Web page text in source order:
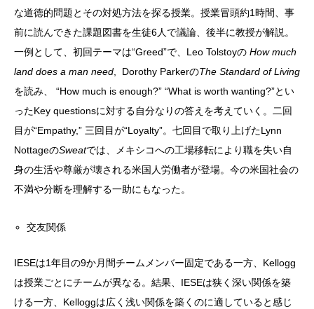
な道徳的問題とその対処方法を探る授業。授業冒頭約1時間、事
前に読んできた課題図書を生徒6人で議論、後半に教授が解説。
一例として、初回テーマは“Greed”で、Leo Tolstoyの How much
land does a man need , Dorothy ParkerのThe Standard of Living
を読み、 “How much is enough?” “What is worth wanting?”とい
ったKey questionsに対する自分なりの答えを考えていく。二回
目が“Empathy,” 三回目が“Loyalty”。七回目で取り上げたLynn
NottageのSweatでは、メキシコへの工場移転により職を失い自
身の生活や尊厳が壊される米国人労働者が登場。今の米国社会の
不満や分断を理解する一助にもなった。
交友関係
IESEは1年目の9か月間チームメンバー固定である一方、Kellogg
は授業ごとにチームが異なる。結果、IESEは狭く深い関係を築
ける一方、Kelloggは広く浅い関係を築くのに適していると感じ